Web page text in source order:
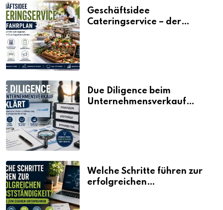
Geschäftsidee
Cateringservice – der
Due Diligence beim
Unternehmensverkauf
Welche Schritte führen zur
erfolgreichen